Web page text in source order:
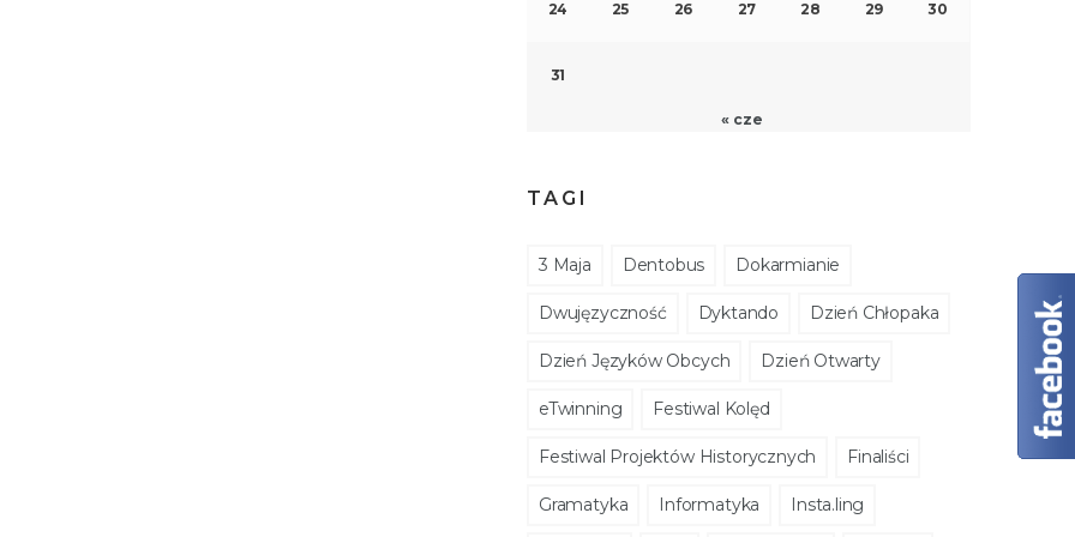
24 25 26 27 28 29 30
31
« cze
TAGI
3 Maja Dentobus Dokarmianie
Dwujęzyczność Dyktando Dzień Chłopaka
Dzień Języków Obcych Dzień Otwarty
eTwinning Festiwal Kolęd
Festiwal Projektów Historycznych Finaliści
Gramatyka Informatyka Insta.ling